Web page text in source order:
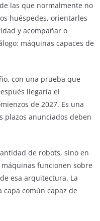
las que normalmente no
huéspedes, orientarles
y acompañar o
máquinas capaces de
con una prueba que
llegaría el
de 2027. Es una
plazos anunciados deben
de robots, sino en
funcionen sobre
esa arquitectura. La
común capaz de